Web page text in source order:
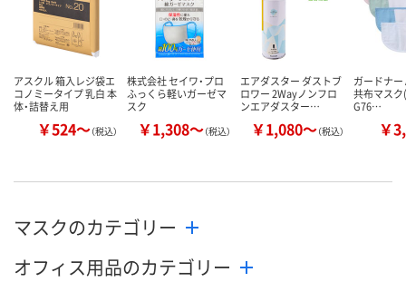
アスクル 箱入レジ袋エ
コノミータイプ 乳白 本
体・詰替え用
￥524～（税込）
株式会社 セイワ・プロ
ふっくら軽いガーゼマ
スク
￥1,308～（税込）
エアダスター ダストブ
ロワー 2Wayノンフロ
ンエアダスター…
￥1,080～（税込）
ガードナー
共布マス
G76…
￥
マスクのカテゴリー
オフィス用品のカテゴリー